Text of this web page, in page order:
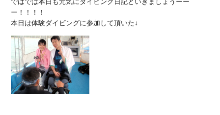
ではでは本日も元気にダイビング日記といきましょうーー
ー！！！！